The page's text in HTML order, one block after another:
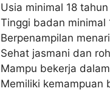
Usia minimal 18
Tinggi badan minimal
Berpenampilan
Sehat jasmani dan
Mampu bekerja
Memiliki kemampuan